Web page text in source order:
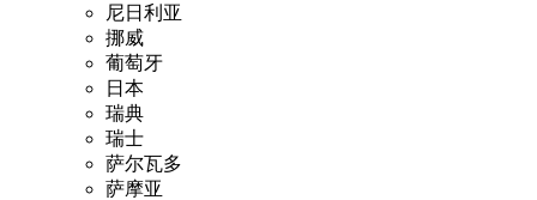
尼日利亚
挪威
葡萄牙
日本
瑞典
瑞士
萨尔瓦多
萨摩亚